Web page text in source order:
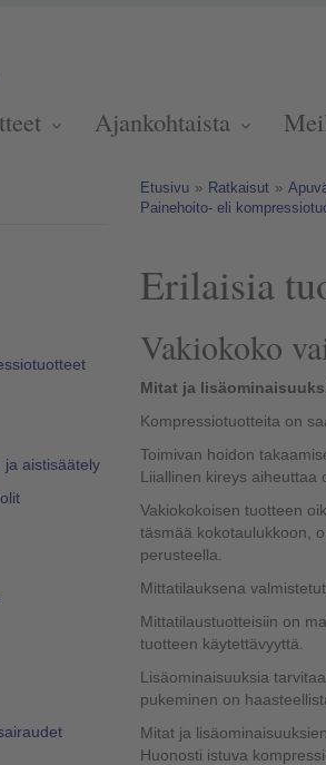
Ajankohtaista
ja aistisäätely
Etusivu » Ratkaisut »
Painehoito- eli
Erilaisia
Vakiokoko
Mitat ja
Kompressiotuotteita on
Toimivan hoidon
Liiallinen kireys aiheuttaa
Vakiokokoisen tuotteen
täsmää kokotaulukkoon,
perusteella.
Mittatilauksena
Mittatilaustuotteisiin on
tuotteen käytettävyyttä.
Lisäominaisuuksia
pukeminen on
Mitat ja
Huonosti istuva